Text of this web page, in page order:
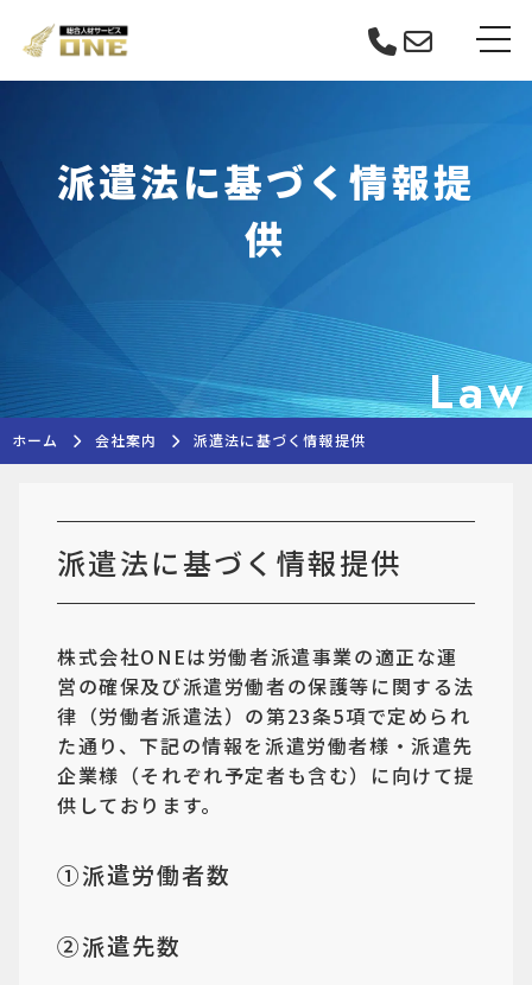
to
派遣法に基づく情報提
供
Law
ホーム 会社案内 派遣法に基づく情報提供
派遣法に基づく情報提供
株式会社ONEは労働者派遣事業の適正な運
営の確保及び派遣労働者の保護等に関する法
律（労働者派遣法）の第23条5項で定められ
た通り、下記の情報を派遣労働者様・派遣先
企業様（それぞれ予定者も含む）に向けて提
供しております。
①派遣労働者数
②派遣先数